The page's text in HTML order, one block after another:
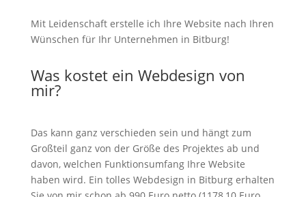
Mit Leidenschaft erstelle ich Ihre Website nach Ihren
Wünschen für Ihr Unternehmen in Bitburg!
Was kostet ein Webdesign von
mir?
Das kann ganz verschieden sein und hängt zum
Großteil ganz von der Größe des Projektes ab und
davon, welchen Funktionsumfang Ihre Website
haben wird. Ein tolles Webdesign in Bitburg erhalten